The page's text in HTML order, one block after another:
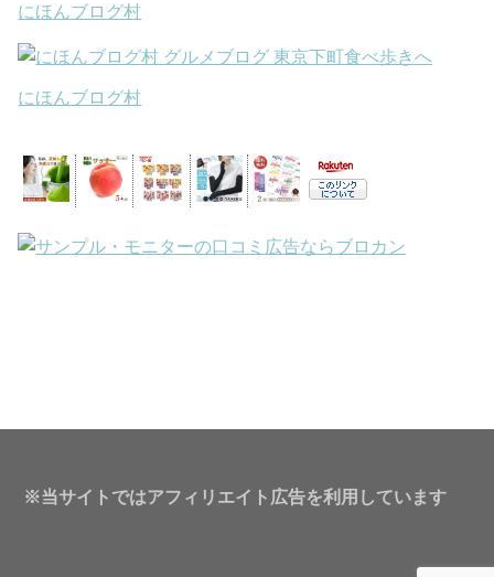
にほんブログ村
にほんブログ村
※当サイトではアフィリエイト広告を利用しています